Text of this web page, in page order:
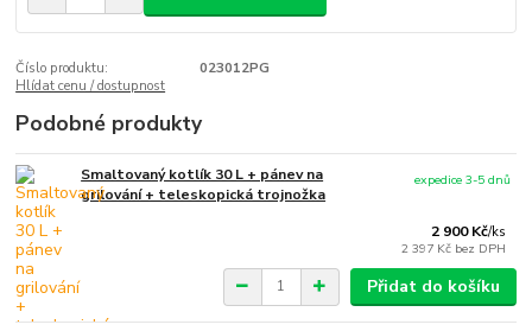
Číslo produktu:
023012PG
Hlídat cenu / dostupnost
Podobné produkty
Smaltovaný kotlík 30 L + pánev na
grilování + teleskopická trojnožka
2 900 Kč/ks
2 397 Kč bez DPH
expedice 3-5 dnů
Přidat do košíku